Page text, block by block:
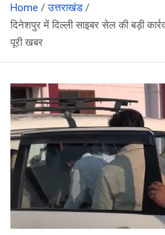
Home
उत्तराखंड
दिनेशपुर में दिल्ली साइबर सेल की बड़ी
पूरी खबर